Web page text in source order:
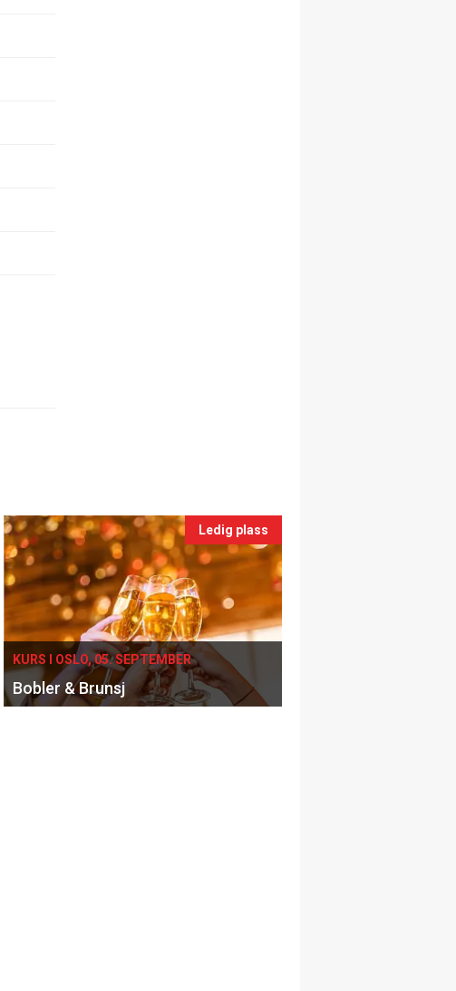
Ledig plass
KURS I OSLO, 05. SEPTEMBER
Bobler & Brunsj